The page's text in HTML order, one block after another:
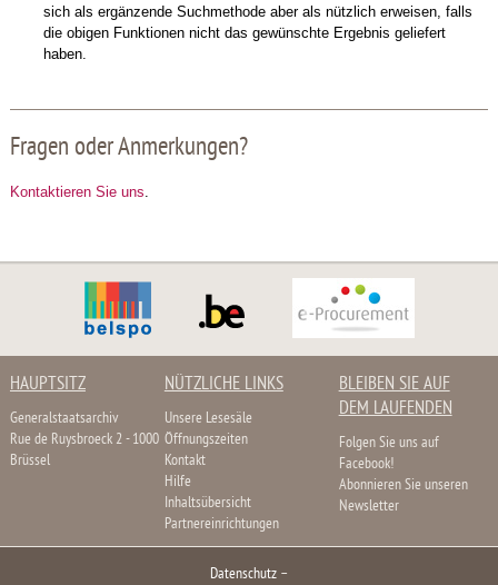
sich als ergänzende Suchmethode aber als nützlich erweisen, falls
die obigen Funktionen nicht das gewünschte Ergebnis geliefert
haben.
Fragen oder Anmerkungen?
Kontaktieren Sie uns
HAUPTSITZ
Generalstaatsarchiv
Rue de Ruysbroeck 2 - 1000
Brüssel
NÜTZLICHE LINKS
Unsere Lesesäle
Öffnungszeiten
Kontakt
Hilfe
Inhaltsübersicht
Partnereinrichtungen
BLEIBEN SIE AUF
DEM LAUFENDEN
Folgen Sie uns auf
Facebook!
Abonnieren Sie unseren
Newsletter
Datenschutz –